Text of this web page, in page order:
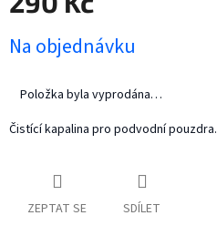
cena:
Na objednávku
Položka byla vyprodána…
Čistící kapalina pro podvodní pouzdra.
ZEPTAT SE SDÍLET